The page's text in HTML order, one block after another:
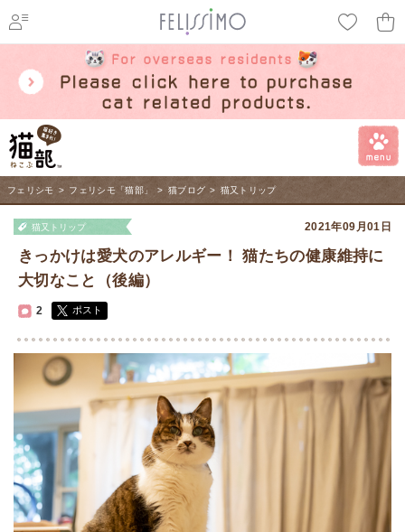
フェリシモ > フェリシモ「猫部」 > 猫ブログ > 猫又トリップ
猫又トリップ 2021年09月01日
きっかけは愛犬のアレルギー！ 猫たちの健康維持に
大切なこと（後編）
2 ポスト